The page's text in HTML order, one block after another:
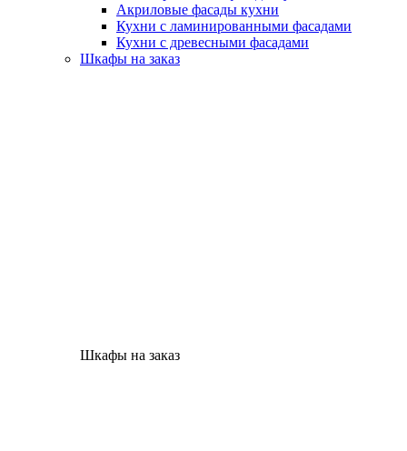
Акриловые фасады кухни
Кухни с ламинированными фасадами
Кухни с древесными фасадами
Шкафы на заказ
Шкафы на заказ